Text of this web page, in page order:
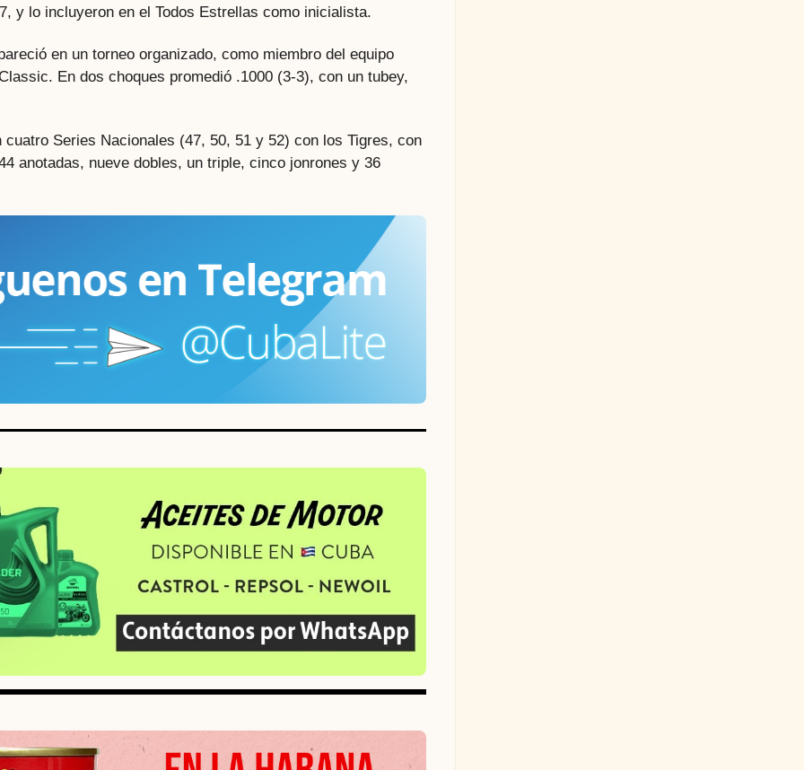
y lo incluyeron en el Todos Estrellas como inicialista.
en un torneo organizado, como miembro del equipo
En dos choques promedió .1000 (3-3), con un tubey,
Series Nacionales (47, 50, 51 y 52) con los Tigres, con
anotadas, nueve dobles, un triple, cinco jonrones y 36